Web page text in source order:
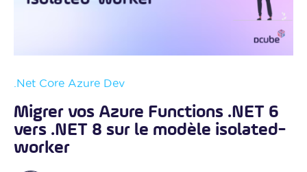
.Net Core Azure Dev
Migrer vos Azure Functions .NET 6
vers .NET 8 sur le modèle isolated-
worker